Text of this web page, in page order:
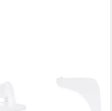
Holz
& Sitzauflage